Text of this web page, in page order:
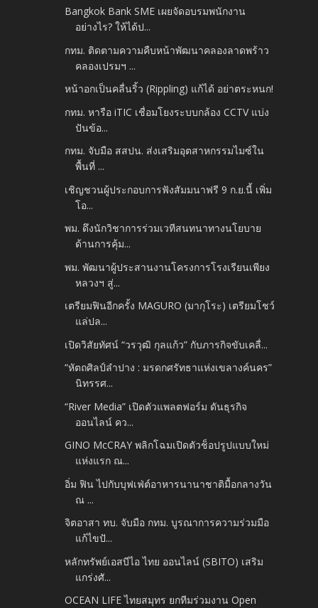
Bangkok Bank SME เผยจัดอบรมพนักงาน
อย่างไร? ให้ได้ป...
กทม. ติดตามความคืบหน้าพัฒนาคลองลาดพร้าว
คลองเปรมฯ ...
หน้าอกเป็นคลื่นริ้ว (Rippling) แก้ได้ อย่าตระหนก!
กทม. หารือ iTIC เชื่อมโยงระบบกล้อง CCTV แบ่ง
ปันข้อ...
กทม. จับมือ สสปน. ส่งเสริมอุตสาหกรรมไมซ์ใน
พื้นที่ ...
เชิญชวนผู้ประกอบการฟังสัมมนาฟรี 9 ก.ย.นี้ เพิ่ม
โอ...
พม. ดึงนักวิชาการร่วมเวทีสนทนาทางนโยบาย
ด้านการคุ้ม...
พม. พัฒนาผู้ประสานงานโครงการโรงเรียนเพียง
หลวงฯ สู่...
เตรียมฟินอีกครั้ง MAGURO (มากุโระ) เตรียมโชว์
แล่ปล...
เปิดวิสัยทัศน์ “วรวุฒิ กุลแก้ว” กับภารกิจขับเคลื่...
“หัตถศิลป์ลำปาง : มรดกศรัทธาแห่งเขลางค์นคร”
นิทรรศ...
“River Media” เปิดตัวแพลตฟอร์ม ดันธุรกิจ
ออนไลน์ คว...
GINO McCRAY พลิกโฉมเปิดตัวช็อปรูปแบบใหม่
แห่งแรก ณ...
อิ่ม ฟิน ไปกับบุฟเฟ่ต์อาหารนานาชาติมื้อกลางวัน
ณ ...
จิตอาสา ทบ. จับมือ กทม. บูรณาการความร่วมมือ
แก้ไขปั...
หลักทรัพย์เอสบีไอ ไทย ออนไลน์ (SBITO) เสริม
แกร่งศั...
OCEAN LIFE ไทยสมุทร ยกทีมร่วมงาน Open